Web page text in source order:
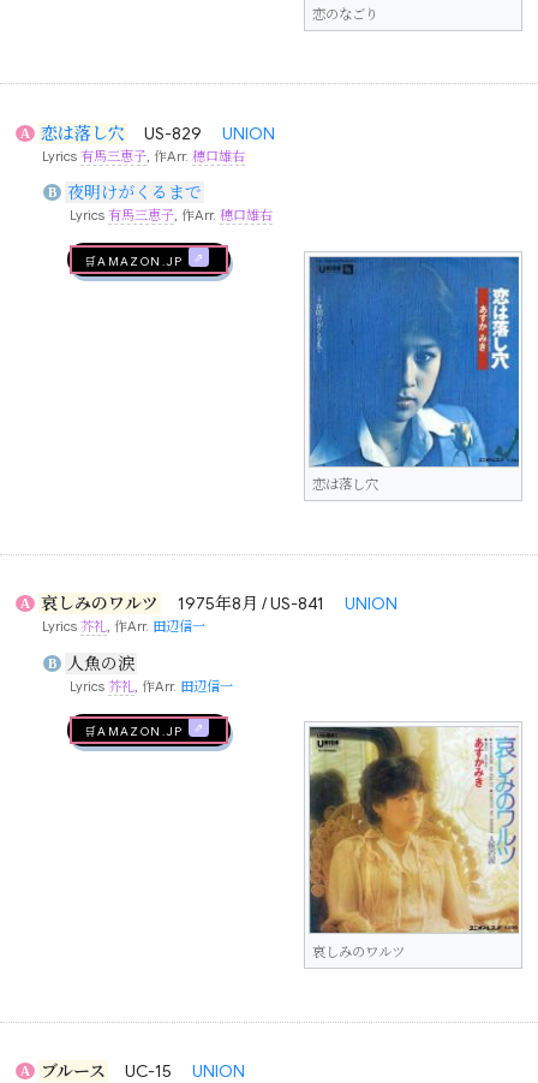
恋のなごり
A 恋は落し穴 US-829 UNION
Lyrics有馬三恵子 , 作Arr.穂口雄右
B 夜明けがくるまで
Lyrics 有馬三恵子, 作Arr. 穂口雄右
恋は落し穴
🛒AMAZON.jp
A 哀しみのワルツ 1975年8月 / US-841 UNION
Lyrics芥礼, 作Arr. 田辺信一
B 人魚の涙
Lyrics 芥礼, 作Arr. 田辺信一
哀しみのワルツ
🛒AMAZON.jp
A ブルース UC-15 UNION